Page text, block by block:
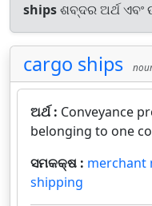
shipsଶବ୍ଦର ଅର୍ଥ ଏବଂ
cargo ships
ଅର୍ଥ : Conveyance
belonging to one
ସମକକ୍ଷ : merchant
shipping